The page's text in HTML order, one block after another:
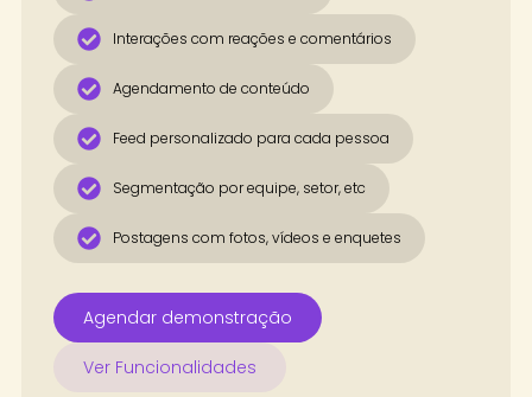
Interações com reações e comentários
Agendamento de conteúdo
Feed personalizado para cada pessoa
Segmentação por equipe, setor, etc
Postagens com fotos, vídeos e enquetes
Agendar demonstração
Ver Funcionalidades